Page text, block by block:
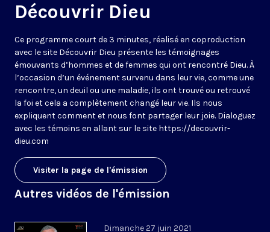
Découvrir Dieu
Ce programme court de 3 minutes, réalisé en coproduction
avec le site Découvrir Dieu présente les témoignages
émouvants d’hommes et de femmes qui ont rencontré Dieu. À
l’occasion d’un événement survenu dans leur vie, comme une
rencontre, un deuil ou une maladie, ils ont trouvé ou retrouvé
la foi et cela a complètement changé leur vie. Ils nous
expliquent comment et nous font partager leur joie. Dialoguez
avec les témoins en allant sur le site https://decouvrir-
dieu.com
Visiter la page de l'émission
Autres vidéos de l'émission
Dimanche 27 juin 2021